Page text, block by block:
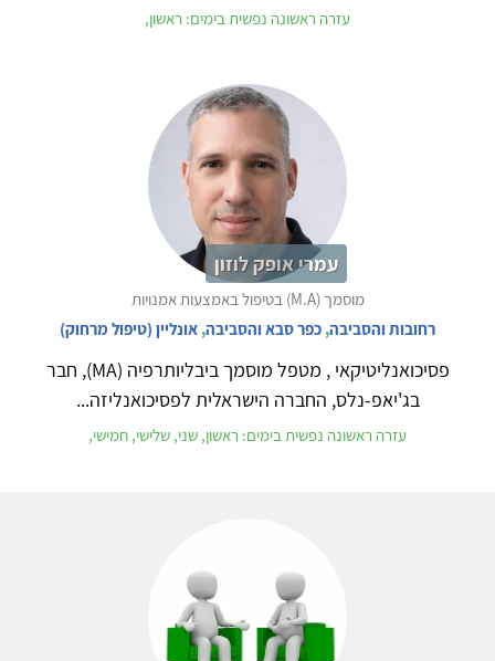
עזרה ראשונה נפשית בימים: ראשון,
עמרי אופק לוזון
מוסמך (M.A) בטיפול באמצעות אמנויות
רחובות והסביבה, כפר סבא והסביבה, אונליין (טיפול מרחוק)
פסיכואנליטיקאי , מטפל מוסמך ביבליותרפיה (MA), חבר
בג'יאפ-נלס, החברה הישראלית לפסיכואנליזה...
עזרה ראשונה נפשית בימים: ראשון, שני, שלישי, חמישי,